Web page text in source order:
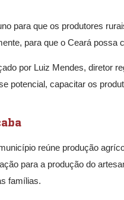
para que os produtores
para que o Ceará possa
por Luiz Mendes, diretor
potencial, capacitar os
reúne produção
para a produção do
famílias.